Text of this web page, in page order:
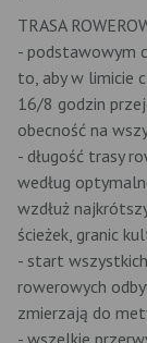
TRASA
- podstawowym
to, aby w limicie
16/8 godzin
obecność na
- długość trasy
według
wzdłuż
ścieżek, granic
- start
rowerowych
zmierzają do
- wszelkie